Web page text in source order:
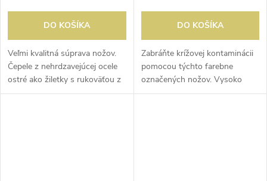
DO KOŠÍKA
Veľmi kvalitná súprava nožov.
Čepele z nehrdzavejúcej ocele
ostré ako žiletky s rukoväťou z
palisandrového dreva (okrem
DO KOŠÍKA
Zabráňte krížovej kontaminácii
pomocou týchto farebne
označených nožov. Vysoko
kvalitné čepele z nehrdzavejúcej